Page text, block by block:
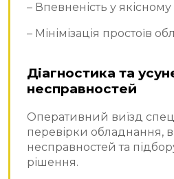
– Впевненість у
– Мінімізація простоїв
Діагностика та
несправностей
Оперативний виїзд
перевірки обладнання,
несправностей та
рішення.